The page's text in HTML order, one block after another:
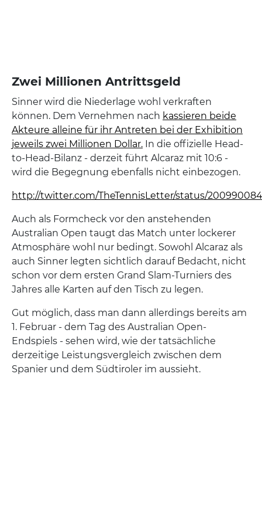
Zwei Millionen Antrittsgeld
Sinner wird die Niederlage wohl verkraften
können. Dem Vernehmen nach kassieren beide
Akteure alleine für ihr Antreten bei der Exhibition
jeweils zwei Millionen Dollar. In die offizielle Head-
to-Head-Bilanz - derzeit führt Alcaraz mit 10:6 -
wird die Begegnung ebenfalls nicht einbezogen.
http://twitter.com/TheTennisLetter/status/
Auch als Formcheck vor den anstehenden
Australian Open taugt das Match unter lockerer
Atmosphäre wohl nur bedingt. Sowohl Alcaraz als
auch Sinner legten sichtlich darauf Bedacht, nicht
schon vor dem ersten Grand Slam-Turniers des
Jahres alle Karten auf den Tisch zu legen.
Gut möglich, dass man dann allerdings bereits am
1. Februar - dem Tag des Australian Open-
Endspiels - sehen wird, wie der tatsächliche
derzeitige Leistungsvergleich zwischen dem
Spanier und dem Südtiroler im aussieht.